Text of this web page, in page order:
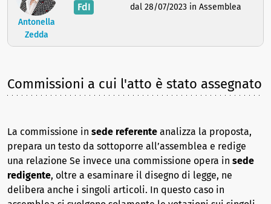
Antonella
Zedda
FdI dal 28/07/2023 in Assemblea
Commissioni a cui l'atto è stato assegnato
La commissione in sede referente analizza la proposta,
prepara un testo da sottoporre all’assemblea e redige
una relazione Se invece una commissione opera in sede
redigente, oltre a esaminare il disegno di legge, ne
delibera anche i singoli articoli. In questo caso in